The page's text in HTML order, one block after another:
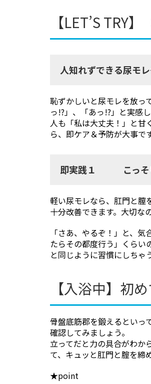
【LET’S TRY
人知れずできる尿モ
恥ずかしいと尿モレを放っ
っ!?」、「あっ!?」と実感
人も「私は大丈夫！」と
ら、即ケア＆予防が大事で
即実践１ こっそり
軽い尿モレなら、肛門と膣
十分改善できます。大切な
「さあ、やるぞ！」と、
たらその都度行う」くらい
と同じように習慣にしちゃ
【入浴中】初
骨盤底筋郡を鍛えるといっ
確認してみましょう。
立ってだと力の具合がわか
て、キュッと肛門と腟を締
★point